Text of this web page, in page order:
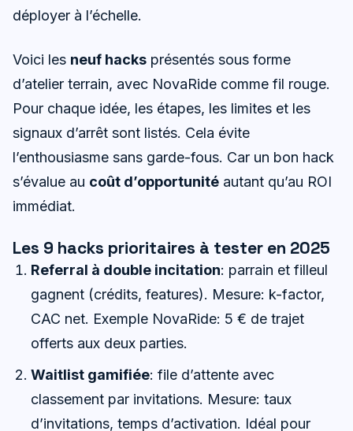
déployer à l’échelle.
Voici les neuf hacks présentés sous forme
d’atelier terrain, avec NovaRide comme fil rouge.
Pour chaque idée, les étapes, les limites et les
signaux d’arrêt sont listés. Cela évite
l’enthousiasme sans garde-fous. Car un bon hack
s’évalue au coût d’opportunité autant qu’au ROI
immédiat.
Les 9 hacks prioritaires à tester en 2025
Referral à double incitation: parrain et filleul
gagnent (crédits, features). Mesure: k-factor,
CAC net. Exemple NovaRide: 5 € de trajet
offerts aux deux parties.
Waitlist gamifiée: file d’attente avec
classement par invitations. Mesure: taux
d’invitations, temps d’activation. Idéal pour